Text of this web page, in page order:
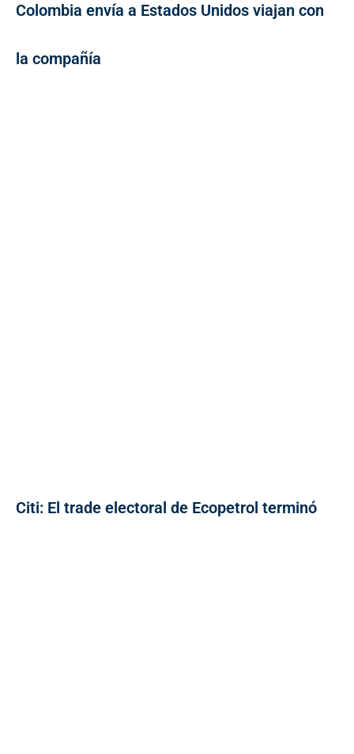
Colombia envía a Estados Unidos viajan con
la compañía
Citi: El trade electoral de Ecopetrol terminó